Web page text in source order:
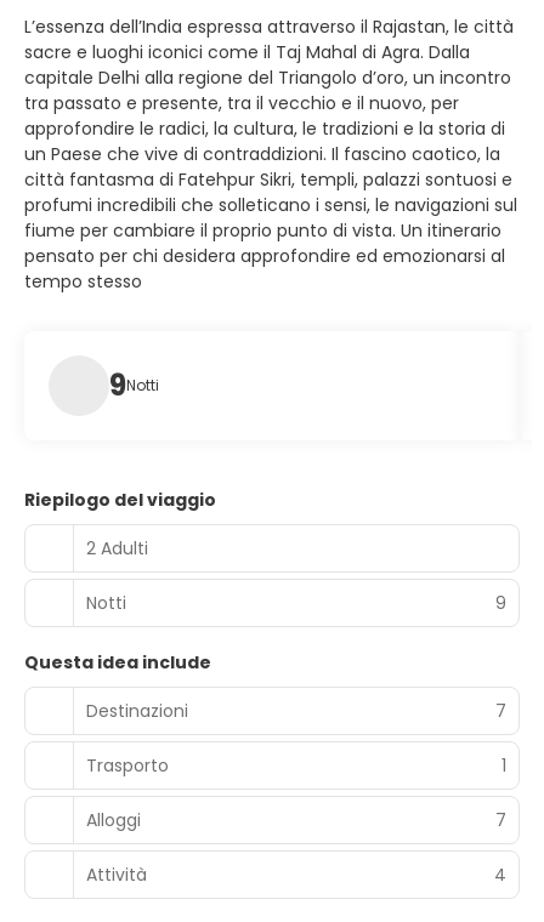
L’essenza dell’India espressa attraverso il Rajastan, le città
sacre e luoghi iconici come il Taj Mahal di Agra. Dalla
capitale Delhi alla regione del Triangolo d’oro, un incontro
tra passato e presente, tra il vecchio e il nuovo, per
approfondire le radici, la cultura, le tradizioni e la storia di
un Paese che vive di contraddizioni. Il fascino caotico, la
città fantasma di Fatehpur Sikri, templi, palazzi sontuosi e
profumi incredibili che solleticano i sensi, le navigazioni sul
fiume per cambiare il proprio punto di vista. Un itinerario
pensato per chi desidera approfondire ed emozionarsi al
tempo stesso
9Notti
Riepilogo del viaggio
2 Adulti
Notti 9
Questa idea include
Destinazioni
7
Trasporto 1
Alloggi 7
Attività 4